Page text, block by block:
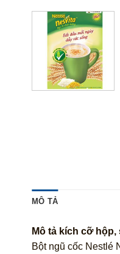
MÔ TẢ
Mô tả kích cỡ
Bột ngũ cốc Nestlé